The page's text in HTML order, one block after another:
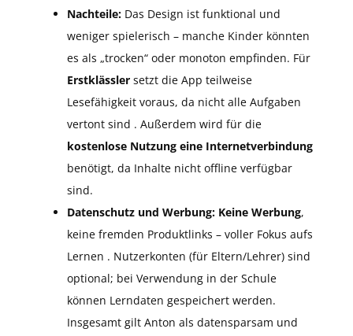
Nachteile: Das Design ist funktional und
weniger spielerisch – manche Kinder könnten
es als „trocken“ oder monoton empfinden. Für
Erstklässler setzt die App teilweise
Lesefähigkeit voraus, da nicht alle Aufgaben
vertont sind . Außerdem wird für die
kostenlose Nutzung eine Internetverbindung
benötigt, da Inhalte nicht offline verfügbar
sind.
Datenschutz und Werbung: Keine Werbung,
keine fremden Produktlinks – voller Fokus aufs
Lernen . Nutzerkonten (für Eltern/Lehrer) sind
optional; bei Verwendung in der Schule
können Lerndaten gespeichert werden.
Insgesamt gilt Anton als datensparsam und